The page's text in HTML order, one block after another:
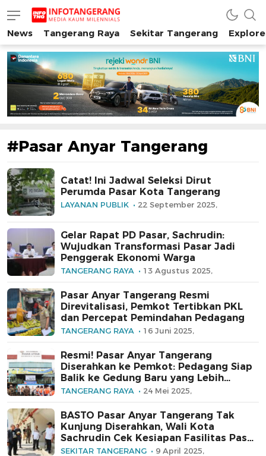
INFO TANGERANG
Media Kaum Millenials Tangerang Raya
News Tangerang Raya Sekitar Tangerang
#Pasar Anyar Tangerang
Catat! Ini Jadwal Seleksi Dirut
Perumda Pasar Kota Tangerang
LAYANAN PUBLIK 22 September 2025,
Gelar Rapat PD Pasar, Sachrudin:
Wujudkan Transformasi Pasar Jadi
Penggerak Ekonomi Warga
TANGERANG RAYA 13 Agustus 2025,
Pasar Anyar Tangerang Resmi
Direvitalisasi, Pemkot Tertibkan PKL
dan Percepat Pemindahan Pedagang
TANGERANG RAYA 16 Juni 2025,
Resmi! Pasar Anyar Tangerang
Diserahkan ke Pemkot: Pedagang Siap
Balik ke Gedung Baru yang Lebih
Modern
TANGERANG RAYA 24 Mei 2025,
BASTO Pasar Anyar Tangerang Tak
Kunjung Diserahkan, Wali Kota
Sachrudin Cek Kesiapan Fasilitas Pasar
dan Temui Pedagang
SEKITAR TANGERANG 9 April 2025,